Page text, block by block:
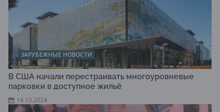
ЗАРУБЕЖНЫЕ НОВОСТИ
В США начали перестраивать многоуровневые
парковки в доступное жильё
14.10.2024